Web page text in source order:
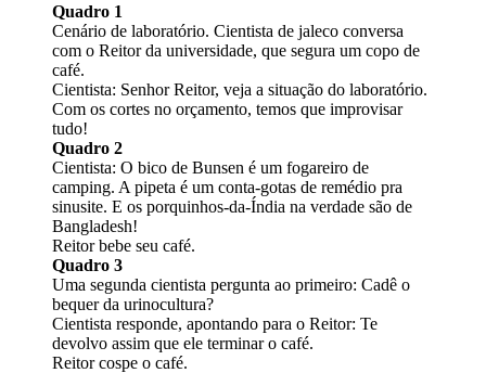
Quadro 1
Cenário de laboratório. Cientista de jaleco conversa
com o Reitor da universidade, que segura um copo de
café.
Cientista: Senhor Reitor, veja a situação do laboratório.
Com os cortes no orçamento, temos que improvisar
tudo!
Quadro 2
Cientista: O bico de Bunsen é um fogareiro de
camping. A pipeta é um conta-gotas de remédio pra
sinusite. E os porquinhos-da-Índia na verdade são de
Bangladesh!
Reitor bebe seu café.
Quadro 3
Uma segunda cientista pergunta ao primeiro: Cadê o
bequer da urinocultura?
Cientista responde, apontando para o Reitor: Te
devolvo assim que ele terminar o café.
Reitor cospe o café.